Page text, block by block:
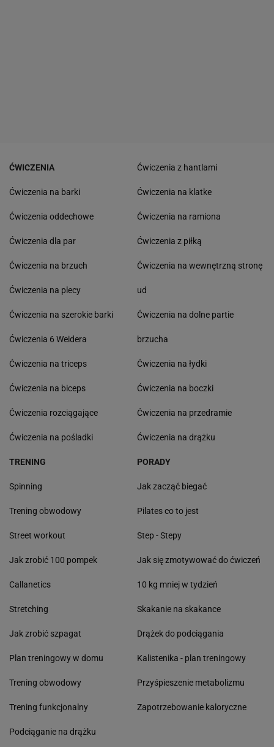
ĆWICZENIA
Ćwiczenia na barki
Ćwiczenia oddechowe
Ćwiczenia dla par
Ćwiczenia na brzuch
Ćwiczenia na plecy
Ćwiczenia na szerokie barki
Ćwiczenia 6 Weidera
Ćwiczenia na triceps
Ćwiczenia na biceps
Ćwiczenia rozciągające
Ćwiczenia na pośladki
Ćwiczenia z hantlami
Ćwiczenia na klatke
Ćwiczenia na ramiona
Ćwiczenia z piłką
Ćwiczenia na wewnętrzną stronę
ud
Ćwiczenia na dolne partie
brzucha
Ćwiczenia na łydki
Ćwiczenia na boczki
Ćwiczenia na przedramie
Ćwiczenia na drążku
TRENING
Spinning
Trening obwodowy
Street workout
Jak zrobić 100 pompek
Callanetics
Stretching
Jak zrobić szpagat
Plan treningowy w domu
Trening obwodowy
Trening funkcjonalny
Podciąganie na drążku
PORADY
Jak zacząć biegać
Pilates co to jest
Step - Stepy
Jak się zmotywować do ćwiczeń
10 kg mniej w tydzień
Skakanie na skakance
Drążek do podciągania
Kalistenika - plan treningowy
Przyśpieszenie metabolizmu
Zapotrzebowanie kaloryczne